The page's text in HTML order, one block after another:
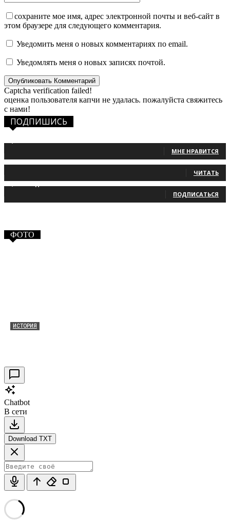
сохраните мое имя, адрес электронной почты и веб-сайт в
этом браузере для следующего комментария.
Уведомить меня о новых комментариях по email.
Уведомлять меня о новых записях почтой.
Captcha verification failed!
оценка пользователя капчи не удалась. пожалуйста свяжитесь
с нами!
ПОДПИШИСЬ
МНЕ НРАВИТСЯ
131 Читатели
ЧИТАТЬ
2,660 Подписчики
ПОДПИСАТЬСЯ
ФОТО
ИСТОРИЯ
Chatbot
В сети
Download TXT